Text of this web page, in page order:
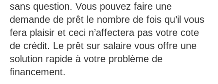
sans question. Vous pouvez faire une
demande de prêt le nombre de fois qu’il vous
fera plaisir et ceci n’affectera pas votre cote
de crédit. Le prêt sur salaire vous offre une
solution rapide à votre problème de
financement.